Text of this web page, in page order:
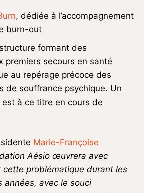
, dédiée à l’accompagnement
burn-out
formant des
premiers secours en santé
au repérage précoce des
de souffrance psychique. Un
à ce titre en cours de
Marie-Françoise
Aésio œuvrera avec
problématique durant les
années, avec le souci